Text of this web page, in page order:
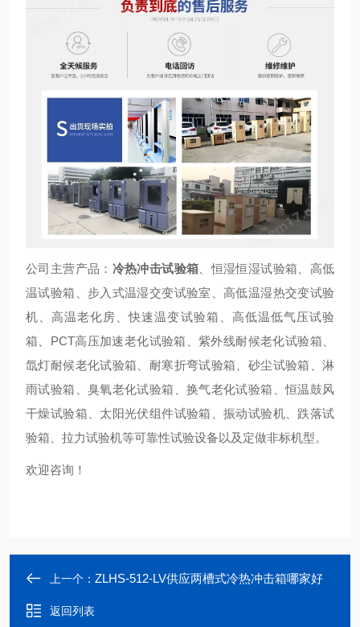
公司主营产品： 冷热冲击试验箱 、恒湿恒湿试验箱、高低
温试验箱、步入式温湿交变试验室、高低温湿热交变试验
机、高温老化房、快速温变试验箱、高低温低气压试验
箱、PCT高压加速老化试验箱、紫外线耐候老化试验箱、
氙灯耐候老化试验箱、耐寒折弯试验箱、砂尘试验箱、淋
雨试验箱、臭氧老化试验箱、换气老化试验箱、恒温鼓风
干燥试验箱、太阳光伏组件试验箱、振动试验机、跌落试
验箱、拉力试验机等可靠性试验设备以及定做非标机型。
欢迎咨询！
上一个： ZLHS-512-LV供应两槽式冷热冲击箱哪家好
返回列表